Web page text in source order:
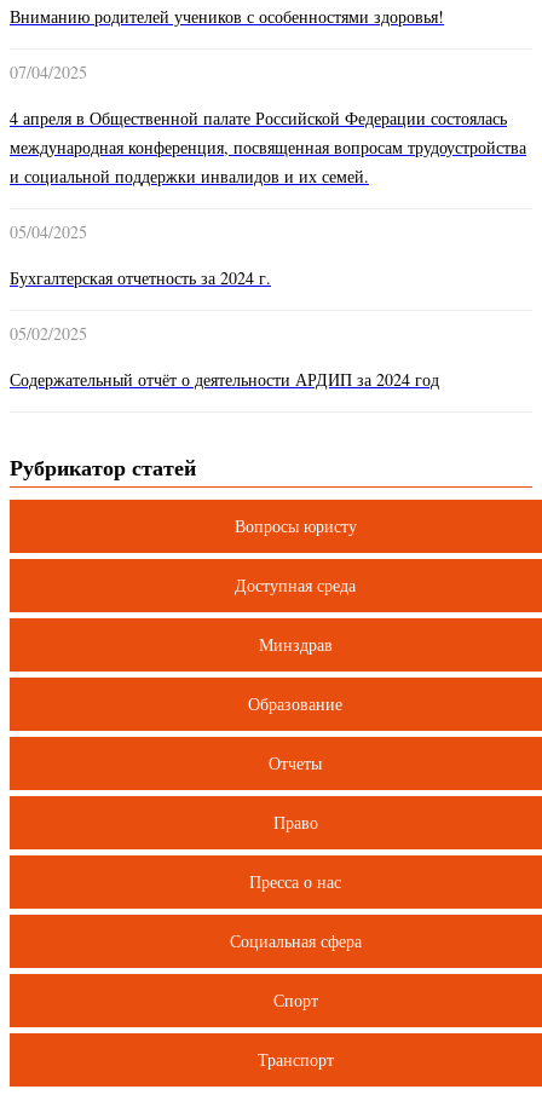
Вниманию родителей учеников с особенностями здоровья!
07/04/2025
4 апреля в Общественной палате Российской Федерации состоялась
международная конференция, посвященная вопросам трудоустройства
и социальной поддержки инвалидов и их семей.
05/04/2025
Бухгалтерская отчетность за 2024 г.
05/02/2025
Содержательный отчёт о деятельности АРДИП за 2024 год
Рубрикатор статей
Вопросы юристу
Доступная среда
Минздрав
Образование
Отчеты
Право
Пресса о нас
Социальная сфера
Спорт
Транспорт